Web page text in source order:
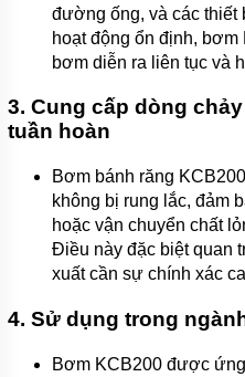
đường ống, và các thiết
hoạt động ổn định,
bơm diễn ra liên tục và
3. Cung cấp dòng
tuần hoàn
Bơm bánh răng
không bị rung lắc, đảm
hoặc vận chuyển chất
Điều này đặc biệt quan
xuất cần sự chính xác
4. Sử dụng trong
Bơm KCB200 được